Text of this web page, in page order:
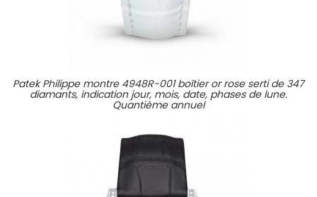
Patek Philippe montre 4948R-001 boîtier or rose serti de 347
diamants, indication jour, mois, date, phases de lune.
Quantième annuel